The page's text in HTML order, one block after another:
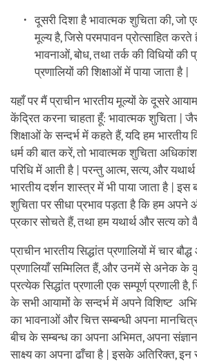
दूसरी दिशा है भावात्मक शुचिता की, जो
मूल्य है, जिसे परमपावन प्रोत्साहित
भावनाओं, बोध, तथा तर्क की विधियों की
प्रणालियों की शिक्षाओं में पाया जाता है |
यहाँ पर मैं प्राचीन भारतीय मूल्यों के दूसरे
केंद्रित करना चाहता हूँ: भावात्मक शुचिता |
शिक्षाओं के सन्दर्भ में कहते हैं, यदि हम भारतीय
धर्म की बात करें, तो भावात्मक शुचिता
परिधि में आती है | परन्तु आत्म, सत्य, और
भारतीय दर्शन शास्त्र में भी पाया जाता है | इस
शुचिता पर सीधा प्रभाव पड़ता है कि हम
प्रकार सोचते हैं, तथा हम यथार्थ और सत्य
प्राचीन भारतीय सिद्धांत प्रणालियों में चार
प्रणालियाँ सम्मिलित हैं, और उनमें से अनेक के
प्रत्येक सिद्धांत प्रणाली एक सम्पूर्ण प्रणाली
के सभी आयामों के सन्दर्भ में अपने विशिष्ट
का भावनाओं और चित्त सम्बन्धी अपना
बीच के सम्बन्ध का अपना अभिमत, अपना संज्ञान
साक्ष्य का अपना ढाँचा है | इसके अतिरिक्त, इन